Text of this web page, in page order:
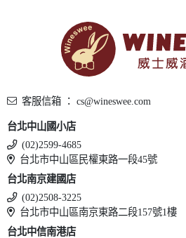
客服信箱 ： cs@wineswee.com
台北中山國小店
(02)2599-4685
台北市中山區民權東路一段45號
台北南京建國店
(02)2508-3225
台北市中山區南京東路二段157號1樓
台北中信南港店